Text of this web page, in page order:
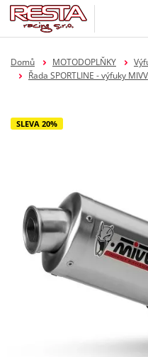
Domů MOTODOPLŇKY
Řada SPORTLINE - výfuky MIVV
SLEVA 20%